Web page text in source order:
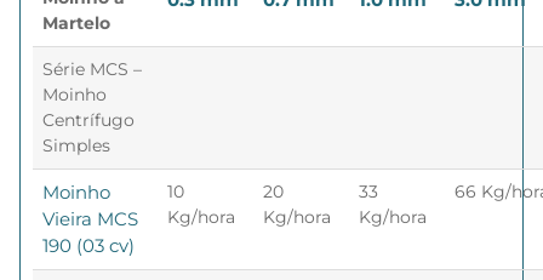
Martelo
Série MCS –
Moinho
Centrífugo
Simples
Moinho
Vieira MCS
190 (03 cv)
10
Kg/hora
20
Kg/hora
33
Kg/hora
66 Kg/